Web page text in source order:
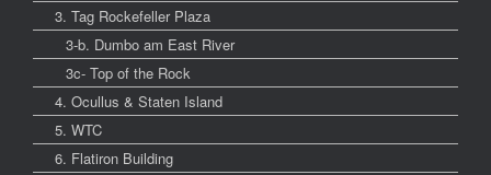
3. Tag Rockefeller Plaza
3-b. Dumbo am East River
3c- Top of the Rock
4. Ocullus & Staten Island
5. WTC
6. Flatiron Building